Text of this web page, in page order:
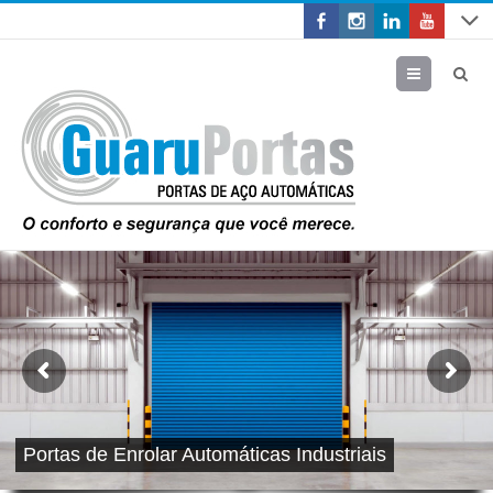
Menu
Portas de Enrolar Automáticas Industriais